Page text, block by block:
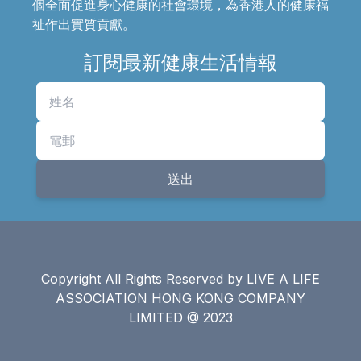
個全面促進身心健康的社會環境，為香港人的健康福
祉作出實質貢獻。
訂閱最新健康生活情報
送出
Copyright All Rights Reserved by LIVE A LIFE
ASSOCIATION HONG KONG COMPANY
LIMITED @ 2023